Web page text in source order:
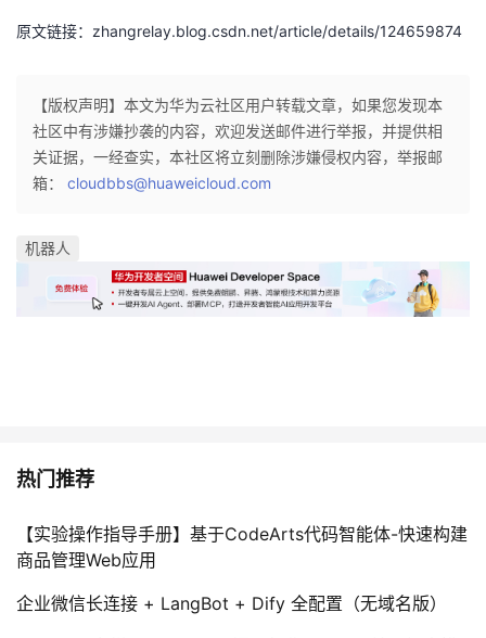
原文链接：zhangrelay.blog.csdn.net/article/details/124659874
【版权声明】本文为华为云社区用户转载文章，如果您发现本
社区中有涉嫌抄袭的内容，欢迎发送邮件进行举报，并提供相
关证据，一经查实，本社区将立刻删除涉嫌侵权内容，举报邮
箱： cloudbbs@huaweicloud.com
机器人
热门推荐
【实验操作指导手册】基于CodeArts代码智能体-快速构建
商品管理Web应用
企业微信长连接 + LangBot + Dify 全配置（无域名版）